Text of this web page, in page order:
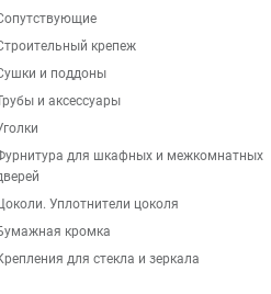
крепеж
и поддоны
и аксессуары
для шкафных и межкомнатных
Уплотнители цоколя
кромка
для стекла и зеркала